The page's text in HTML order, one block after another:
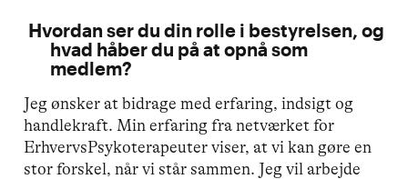
Hvordan ser du din rolle i bestyrelsen, og
hvad håber du på at opnå som
medlem?
Jeg ønsker at bidrage med erfaring, indsigt og
handlekraft. Min erfaring fra netværket for
ErhvervsPsykoterapeuter viser, at vi kan gøre en
stor forskel, når vi står sammen. Jeg vil arbejde